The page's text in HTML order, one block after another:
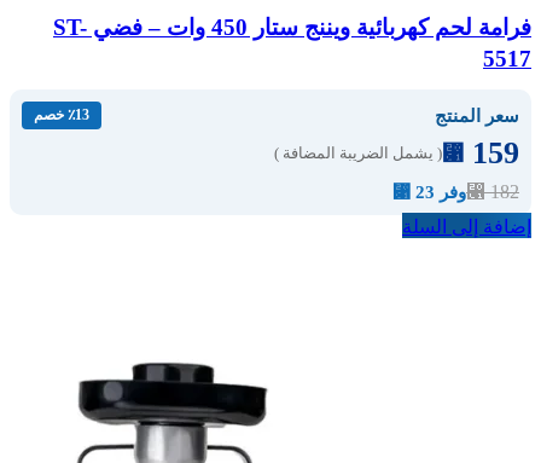
فرامة لحم كهربائية ويننج ستار 450 وات – فضي ST-
5517
سعر المنتج ٪13 خصم
⃁ 159 ( يشمل الضريبة المضافة )
⃁182 وفر 23 ⃁
إضافة إلى السلة